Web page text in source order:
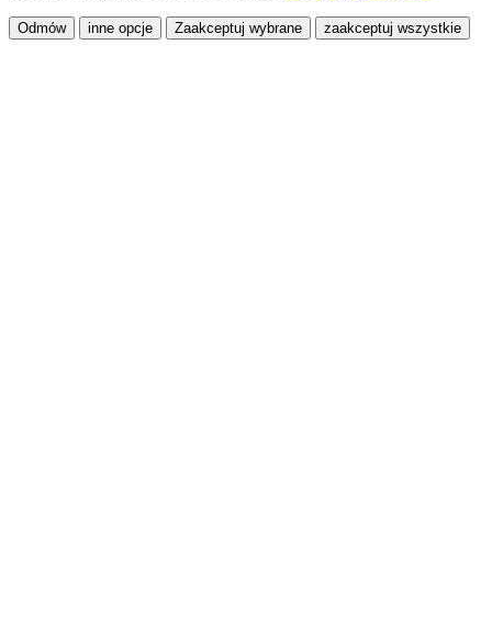
Odmów inne opcje Zaakceptuj wybrane zaakceptuj wszystkie